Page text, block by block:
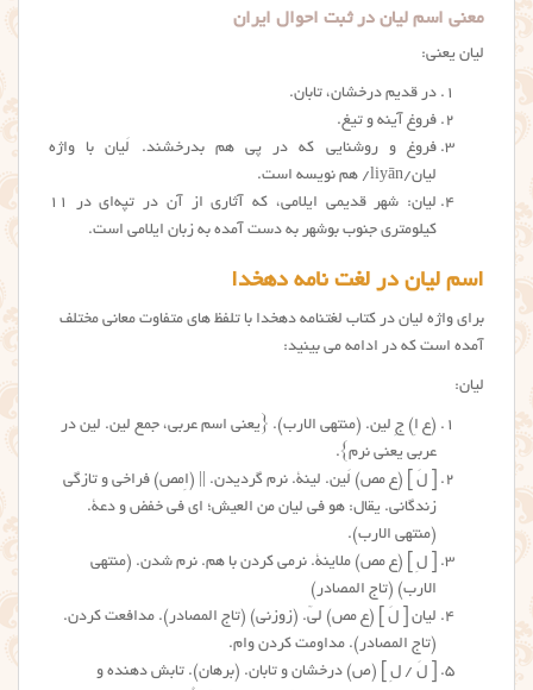
معنی اسم لیان در ثبت احوال ایران
لیان یعنی:
در قديم درخشان، تابان.
فروغ آینه و تیغ.
فروغ و روشنایی که در پی هم بدرخشند. لَیان با واژه‌
لیان/liyān/ هم نویسه است.
لیان: شهر قدیمی ایلامی، که آثاری از آن در تپه‌ای در ۱۱
کیلومتری جنوب بوشهر به دست آمده به زبان ایلامی است.
اسم لیان در لغت نامه دهخدا
برای واژه لیان در کتاب لغتنامه دهخدا با تلفظ های متفاوت معانی مختلف
آمده است که در ادامه می بینید:
لیان:
(ع اِ) جِ لین. (منتهی الارب). {یعنی اسم عربی، جمع لین. لین در
عربی یعنی نرم}.
[ لَ ] (ع مص) لَین. لینة. نرم گردیدن. || (اِمص) فراخی و تازگی
زندگانی. یقال: هو فی لیان من العیش؛ ای فی خفض و دعة.
(منتهی الارب).
[ لِ ] (ع مص) ملاینة. نرمی کردن با هم. نرم شدن. (منتهی
الارب) (تاج المصادر)
لیان [ لَ ] (ع مص) لیّ. (زوزنی) (تاج المصادر). مدافعت کردن.
(تاج المصادر). مداومت کردن وام.
[ لَ / لِ ] (ص) درخشان و تابان. (برهان). تابش دهنده و